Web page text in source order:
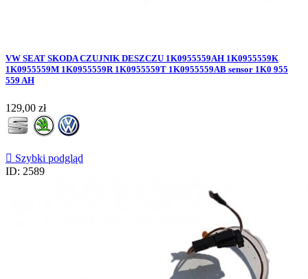
VW SEAT SKODA CZUJNIK DESZCZU 1K0955559AH 1K0955559K
1K0955559M 1K0955559R 1K0955559T 1K0955559AB sensor 1K0 955
559 AH
Cena
129,00 zł
 Szybki podgląd
ID: 2589